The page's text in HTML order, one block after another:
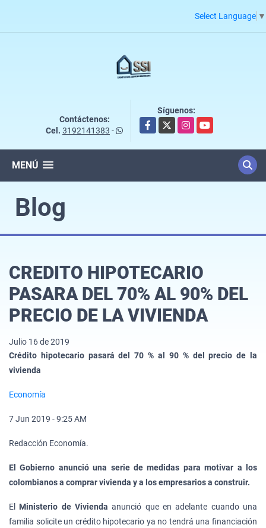
Select Language ▼
Contáctenos:
Cel. 3192141383 -
Síguenos:
Facebook
X InstagramYouTube
MENÚ
Blog
CREDITO HIPOTECARIO
PASARA DEL 70% AL 90% DEL
PRECIO DE LA VIVIENDA
Julio 16 de 2019
Crédito hipotecario pasará del 70 % al 90 % del precio de la
vivienda
Economía
7 Jun 2019 - 9:25 AM
Redacción Economía.
El Gobierno anunció una serie de medidas para motivar a los
colombianos a comprar vivienda y a los empresarios a construir.
El Ministerio de Viviendaanunció que en adelante cuando una
familia solicite un crédito hipotecario ya no tendrá una financiación